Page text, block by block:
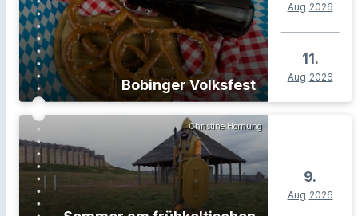
Bobinger Volksfest
Aug 2026
11.
Aug 2026
Christine Hornung
9.
Aug 2026